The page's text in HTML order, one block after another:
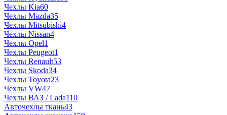
Чехлы Kia60
Чехлы Mazda35
Чехлы Mitsubishi4
Чехлы Nissan4
Чехлы Opel1
Чехлы Peugeot1
Чехлы Renault53
Чехлы Skoda34
Чехлы Toyota23
Чехлы VW47
Чехлы ВАЗ / Lada110
Авточехлы ткань43